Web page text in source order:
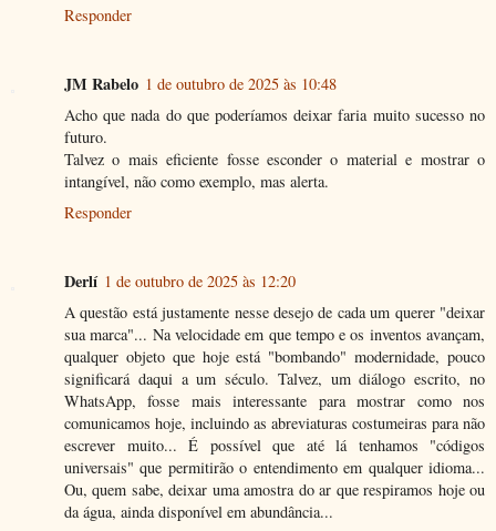
Responder
JM Rabelo 1 de outubro de 2025 às 10:48
Acho que nada do que poderíamos deixar faria muito sucesso no
futuro.
Talvez o mais eficiente fosse esconder o material e mostrar o
intangível, não como exemplo, mas alerta.
Responder
Derlí 1 de outubro de 2025 às 12:20
A questão está justamente nesse desejo de cada um querer "deixar
sua marca"... Na velocidade em que tempo e os inventos avançam,
qualquer objeto que hoje está "bombando" modernidade, pouco
significará daqui a um século. Talvez, um diálogo escrito, no
WhatsApp, fosse mais interessante para mostrar como nos
comunicamos hoje, incluindo as abreviaturas costumeiras para não
escrever muito... É possível que até lá tenhamos "códigos
universais" que permitirão o entendimento em qualquer idioma...
Ou, quem sabe, deixar uma amostra do ar que respiramos hoje ou
da água, ainda disponível em abundância...